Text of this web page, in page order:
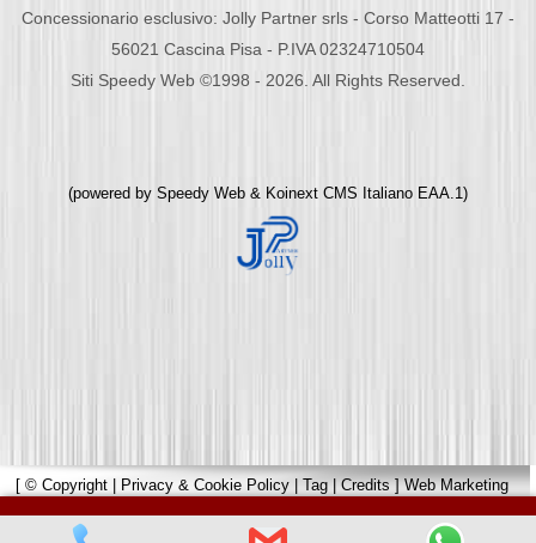
Concessionario esclusivo: Jolly Partner srls - Corso Matteotti 17 -
56021 Cascina Pisa - P.IVA 02324710504
Siti Speedy Web ©1998 - 2026. All Rights Reserved.
(powered by Speedy Web & Koinext CMS Italiano EAA.1)
[ © Copyright Privacy & Cookie Policy Tag |Credits]Web Marketing
Pisapowered byPisa Online|Hotels Web|Italia Search|Network Portali